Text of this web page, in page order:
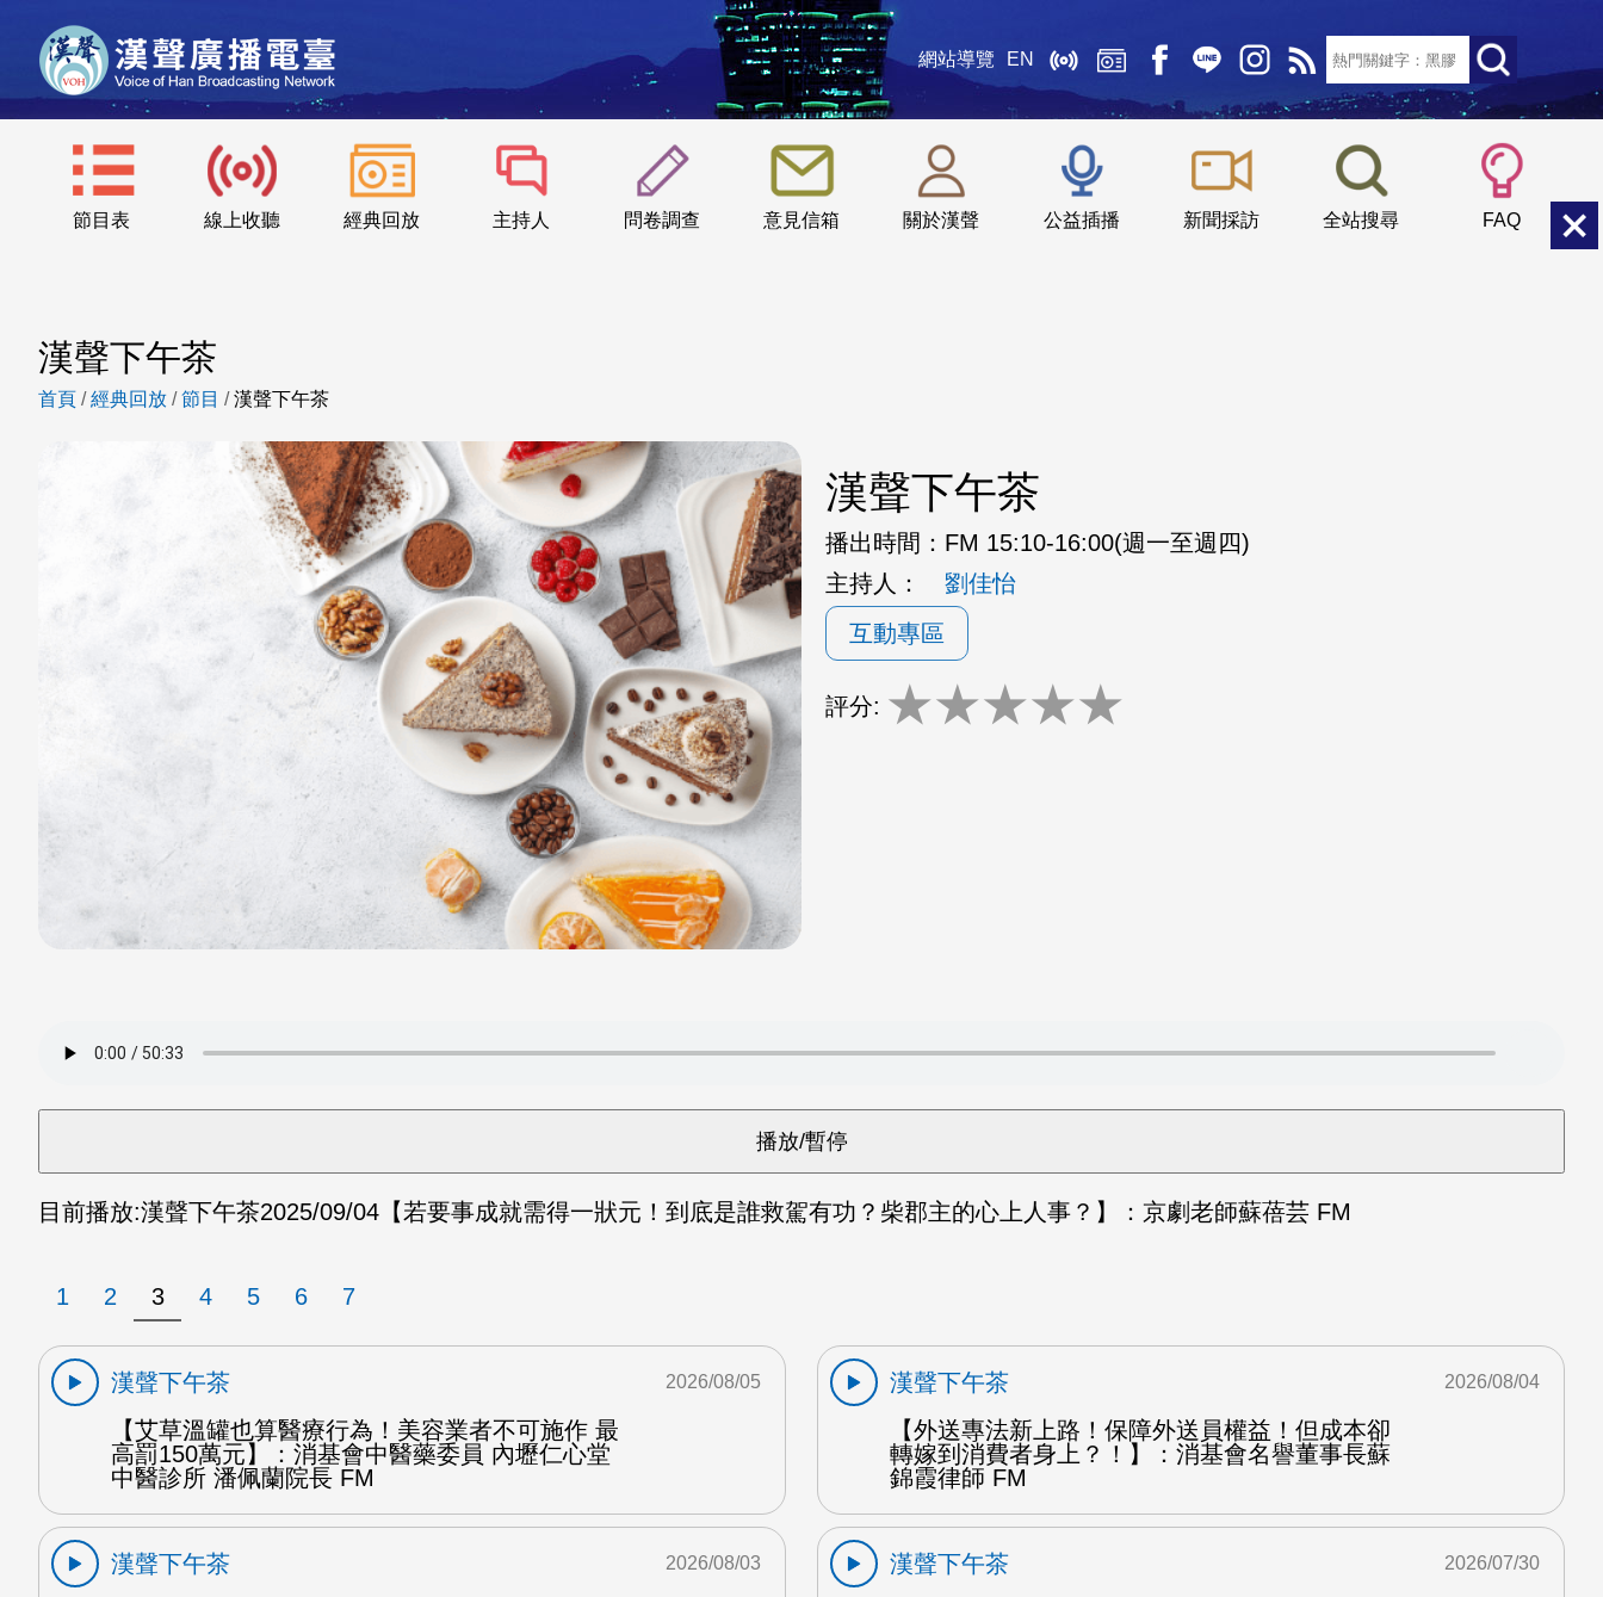
網站導覽 EN
節目表 線上收聽 經典回放 主持人 問卷調查 意見信箱 關於漢聲 公益插播 新聞採訪 全站搜尋 FAQ
::: 小 中
漢聲下午茶
首頁 /經典回放 /節目 /漢聲下午茶
漢聲下午茶
播出時間： FM 15:10-16:00(週一至週四)
主持人：
劉佳怡
互動專區
評分: ★★★★★
目前播放:漢聲下午茶2025/09/04 【若要事成就需得一狀元！到底是誰救駕有功？柴郡主的心上人事？】：京劇老師蘇蓓芸 FM
1 2 3 4 5 6 7
漢聲下午茶
【艾草溫罐也算醫療行為！美容業者不可施作 最
高罰150萬元】：消基會中醫藥委員 內壢仁心堂
中醫診所 潘佩蘭院長 FM
2026/08/05
漢聲下午茶
【外送專法新上路！保障外送員權益！但成本卻
轉嫁到消費者身上？！】：消基會名譽董事長蘇
錦霞律師 FM
2026/08/04
漢聲下午茶
2026/08/03
漢聲下午茶
2026/07/30